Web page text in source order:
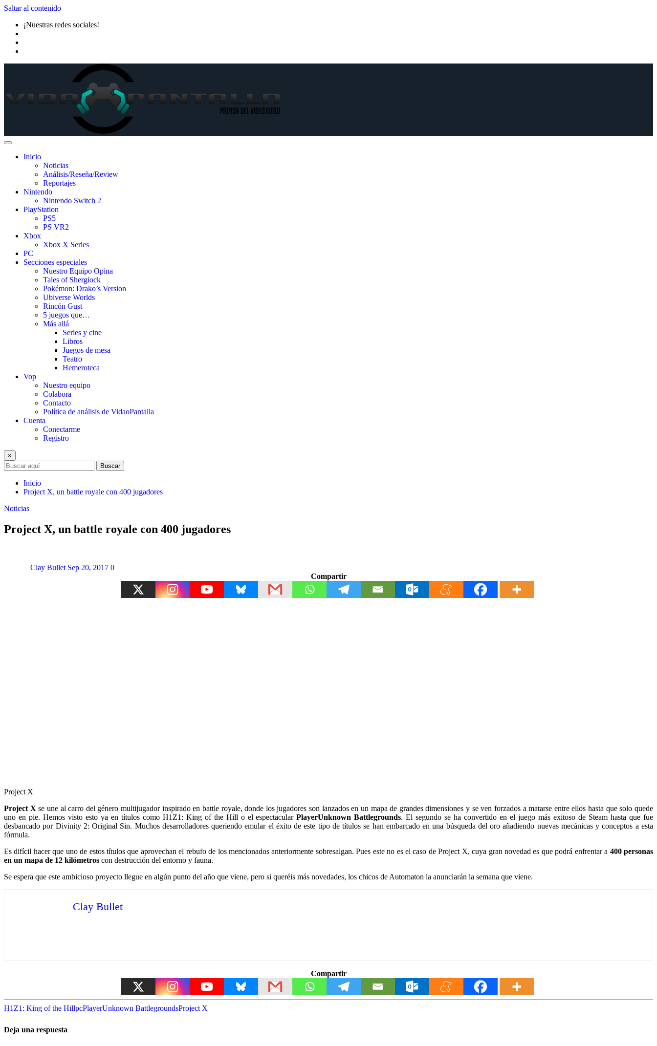
Saltar al contenido
¡Nuestras redes sociales!
Inicio
Noticias
Análisis/Reseña/Review
Reportajes
Nintendo
Nintendo Switch 2
PlayStation
PS5
PS VR2
Xbox
Xbox X Series
PC
Secciones especiales
Nuestro Equipo Opina
Tales of Shergiock
Pokémon: Drako’s Version
Ubiverse Worlds
Rincón Gust
5 juegos que…
Más allá
Series y cine
Libros
Juegos de mesa
Teatro
Hemeroteca
Vop
Nuestro equipo
Colabora
Contacto
Política de análisis de VidaoPantalla
Cuenta
Conectarme
Registro
×
Buscar
Inicio
Project X, un battle royale con 400 jugadores
Noticias
Project X, un battle royale con 400 jugadores
Clay Bullet Sep 20, 2017 0
Compartir
Project X
Project X se une al carro del género multijugador inspirado en battle royale, donde los jugadores son lanzados en un mapa de grandes dimensiones y se ven forzados a matarse entre ellos hasta que solo quede
uno en pie. Hemos visto esto ya en títulos como H1Z1: King of the Hill o el espectacularPlayerUnknown Battlegrounds. El segundo se ha convertido en el juego más exitoso de Steam hasta que fue
desbancado por Divinity 2: Original Sin. Muchos desarrolladores queriendo emular el éxito de este tipo de títulos se han embarcado en una búsqueda del oro añadiendo nuevas mecánicas y conceptos a esta
fórmula.
Es difícil hacer que uno de estos títulos que aprovechan el rebufo de los mencionados anteriormente sobresalgan. Pues este no es el caso de Project X, cuya gran novedad es que podrá enfrentar a 400 personas
en un mapa de 12 kilómetros con destrucción del entorno y fauna.
Se espera que este ambicioso proyecto llegue en algún punto del año que viene, pero si queréis más novedades, los chicos de Automaton la anunciarán la semana que viene.
Clay Bullet
Compartir
H1Z1: King of the HillpcPlayerUnknown BattlegroundsProject X
Deja una respuesta